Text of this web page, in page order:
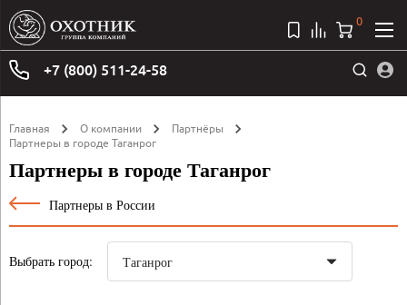
+7 (800) 511-24-58
0
Главная О компании
Партнёры
Партнеры в городе Таганрог
Партнеры в городе Таганрог
Партнеры в России
Выбрать город: